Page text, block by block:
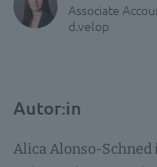
Autor:in
Alica Alonso-Schned
Associate
d.velop